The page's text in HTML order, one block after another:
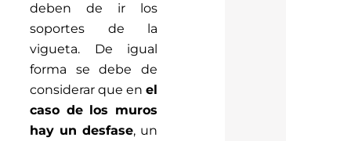
deben de ir los
soportes de la
vigueta. De igual
forma se debe de
considerar que enel
caso de los muros
hay un desfase, un